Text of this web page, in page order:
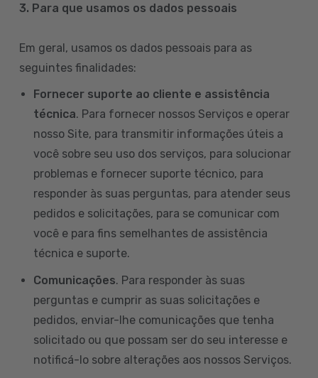
3. Para que usamos os dados pessoais
Em geral, usamos os dados pessoais para as
seguintes finalidades:
Fornecer suporte ao cliente e assistência
técnica. Para fornecer nossos Serviços e operar
nosso Site, para transmitir informações úteis a
você sobre seu uso dos serviços, para solucionar
problemas e fornecer suporte técnico, para
responder às suas perguntas, para atender seus
pedidos e solicitações, para se comunicar com
você e para fins semelhantes de assistência
técnica e suporte.
Comunicações. Para responder às suas
perguntas e cumprir as suas solicitações e
pedidos, enviar-lhe comunicações que tenha
solicitado ou que possam ser do seu interesse e
notificá-lo sobre alterações aos nossos Serviços.